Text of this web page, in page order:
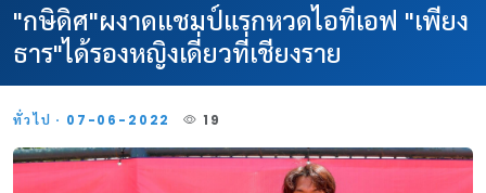
"กษิดิศ"ผงาดแชมป์แรกหวดไอทีเอฟ "เพียง
ธาร"ได้รองหญิงเดี่ยวที่เชียงราย
ทั่วไป · 07-06-2022 19